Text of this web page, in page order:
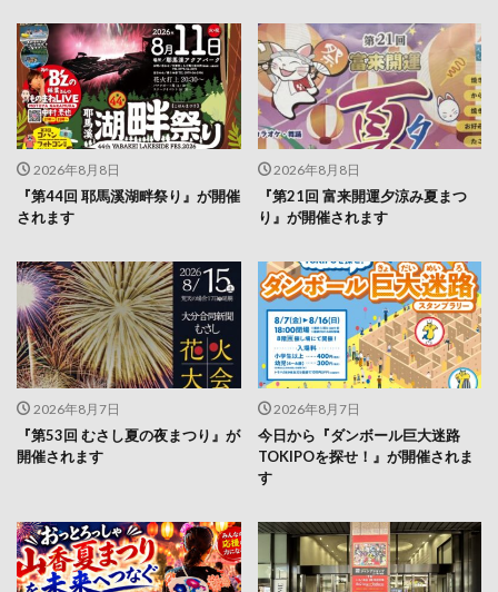
2026年8月8日
『第44回 耶馬溪湖畔祭り』が開催
されます
2026年8月8日
『第21回 富来開運夕涼み夏まつ
り』が開催されます
2026年8月7日
『第53回 むさし夏の夜まつり』が
開催されます
2026年8月7日
今日から『ダンボール巨大迷路
TOKIPOを探せ！』が開催されま
す